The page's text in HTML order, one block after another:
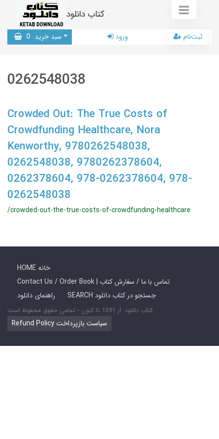
کتاب دانلود
سبد خرید 0 ورود ثبت‌نام
0262548038
Crowded Out: The True Costs of
Crowdfunding Healthcare, Nora
Kenworthy, 9780262548038,
0262548038, 9780262378604,
0262378604, 978-0262378604, 978-
0262548038
/crowded-out-the-true-costs-of-crowdfunding-healthcare
HOME خانه
Contact Us / Order Book | تماس با ما / سفارش کتاب
راهنمای دانلود
SEARCH جستجو در کتاب دانلود
کتاب دانلود: از 1391 تا کنون - تمامی حقوق محفوظ است
Refund Policy سیاست بازپرداخت